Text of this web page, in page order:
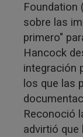
Foundation
sobre las
primero"
Hancock
integración
los que las
Reconoció
advirtió que